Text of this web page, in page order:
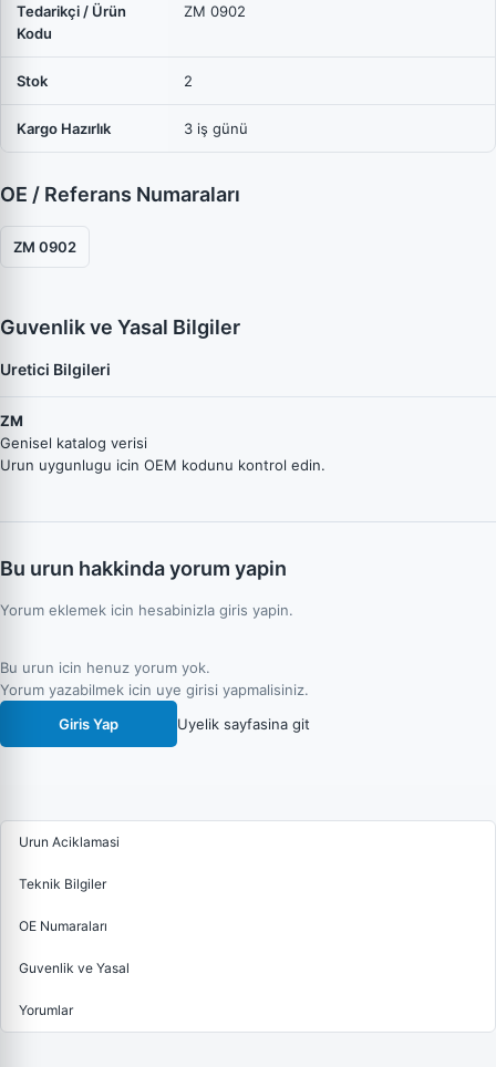
Tedarikçi / Ürün
Kodu
ZM 0902
Stok 2
Kargo Hazırlık 3 iş günü
OE / Referans Numaraları
ZM 0902
Guvenlik ve Yasal Bilgiler
Uretici Bilgileri
ZM
Genisel katalog verisi
Urun uygunlugu icin OEM kodunu kontrol edin.
Bu urun hakkinda yorum yapin
Yorum eklemek icin hesabinizla giris yapin.
Bu urun icin henuz yorum yok.
Yorum yazabilmek icin uye girisi yapmalisiniz.
Giris Yap
Uyelik sayfasina git
Urun Aciklamasi
Teknik Bilgiler
OE Numaraları
Guvenlik ve Yasal
Yorumlar